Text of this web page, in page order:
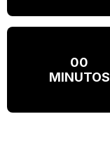
00
MINUTOS